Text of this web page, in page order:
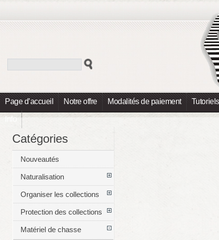
Page d’accueil Notre offre Modalités de paiement Tutoriels
Info
Catégories
Nouveautés
Naturalisation
Organiser les collections
Protection des collections
Matériel de chasse